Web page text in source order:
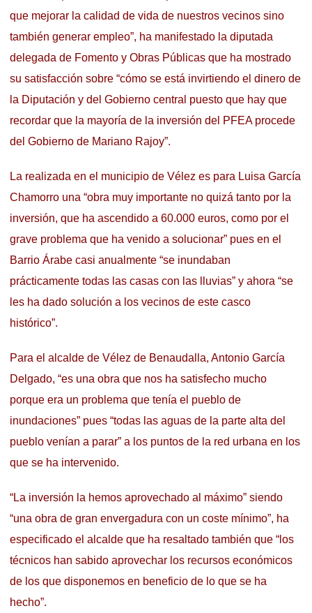
que mejorar la calidad de vida de nuestros vecinos sino
también generar empleo”, ha manifestado la diputada
delegada de Fomento y Obras Públicas que ha mostrado
su satisfacción sobre “cómo se está invirtiendo el dinero de
la Diputación y del Gobierno central puesto que hay que
recordar que la mayoría de la inversión del PFEA procede
del Gobierno de Mariano Rajoy”.
La realizada en el municipio de Vélez es para Luisa García
Chamorro una “obra muy importante no quizá tanto por la
inversión, que ha ascendido a 60.000 euros, como por el
grave problema que ha venido a solucionar” pues en el
Barrio Árabe casi anualmente “se inundaban
prácticamente todas las casas con las lluvias” y ahora “se
les ha dado solución a los vecinos de este casco
histórico”.
Para el alcalde de Vélez de Benaudalla, Antonio García
Delgado, “es una obra que nos ha satisfecho mucho
porque era un problema que tenía el pueblo de
inundaciones” pues “todas las aguas de la parte alta del
pueblo venían a parar” a los puntos de la red urbana en los
que se ha intervenido.
“La inversión la hemos aprovechado al máximo” siendo
“una obra de gran envergadura con un coste mínimo”, ha
especificado el alcalde que ha resaltado también que “los
técnicos han sabido aprovechar los recursos económicos
de los que disponemos en beneficio de lo que se ha
hecho”.